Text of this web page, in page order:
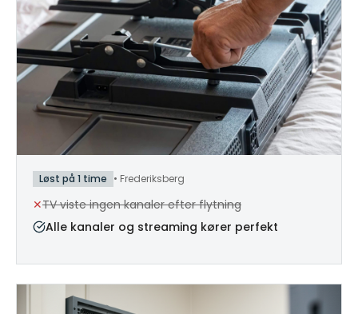
Løst på 1 time • Frederiksberg
✕TV viste ingen kanaler efter flytning
Alle kanaler og streaming kører perfekt